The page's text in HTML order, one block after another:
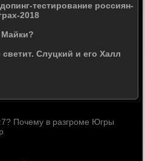
тестирование россиян-
2018
Слуцкий и его Халл
Почему в разгроме Югры